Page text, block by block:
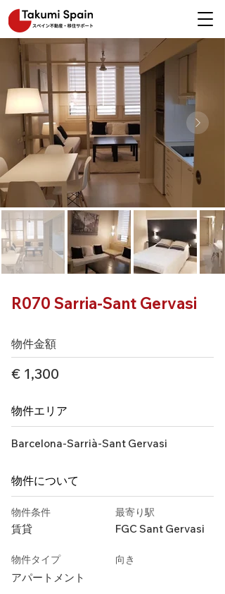
R070 Sarria-Sant Gervasi
物件金額
€ 1,300
物件エリア
Barcelona-Sarrià-Sant Gervasi
物件について
物件条件
賃貸
最寄り駅
FGC Sant Gervasi
物件タイプ
アパートメント
向き